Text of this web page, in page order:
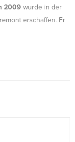
2009 wurde in der
erschaffen. Er